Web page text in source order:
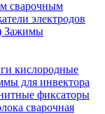
сварочным
электродов
Зажимы
кислородные
для инвектора
фиксаторы
сварочная